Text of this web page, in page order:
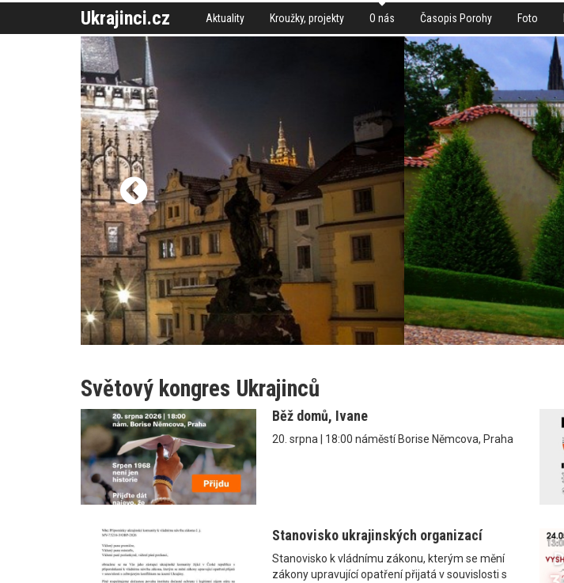
Ukrajinci.cz Aktuality Kroužky, projekty O nás Časopis Porohy Foto
Světový kongres Ukrajinců
Běž domů, Ivane
20. srpna | 18:00 náměstí Borise Němcova, Praha
Stanovisko ukrajinských organizací
Stanovisko k vládnímu zákonu, kterým se mění
zákony upravující opatření přijatá v souvislosti s